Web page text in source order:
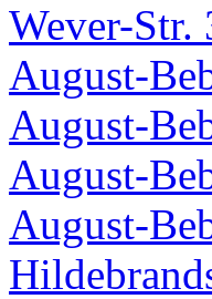
Wever-Str.
August-
August-
August-
August-